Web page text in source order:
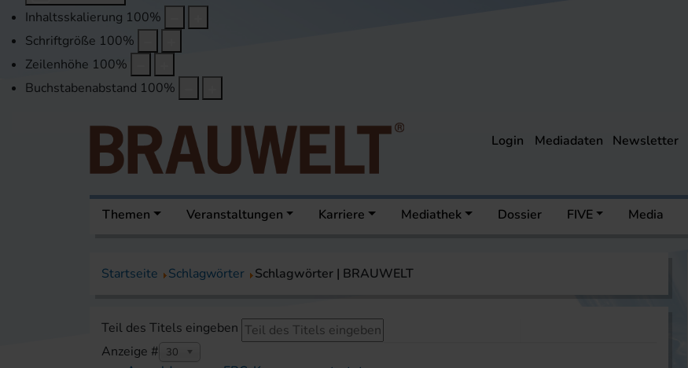
Inhaltsskalierung 100%
Schriftgröße 100%
Zeilenhöhe 100%
Buchstabenabstand 100%
Login Mediadaten Newsletter
Themen Veranstaltungen Karriere Mediathek Dossier FIVE Media
Startseite Schlagwörter Schlagwörter | BRAUWELT
Teil des Titels eingeben
Anzeige #
30